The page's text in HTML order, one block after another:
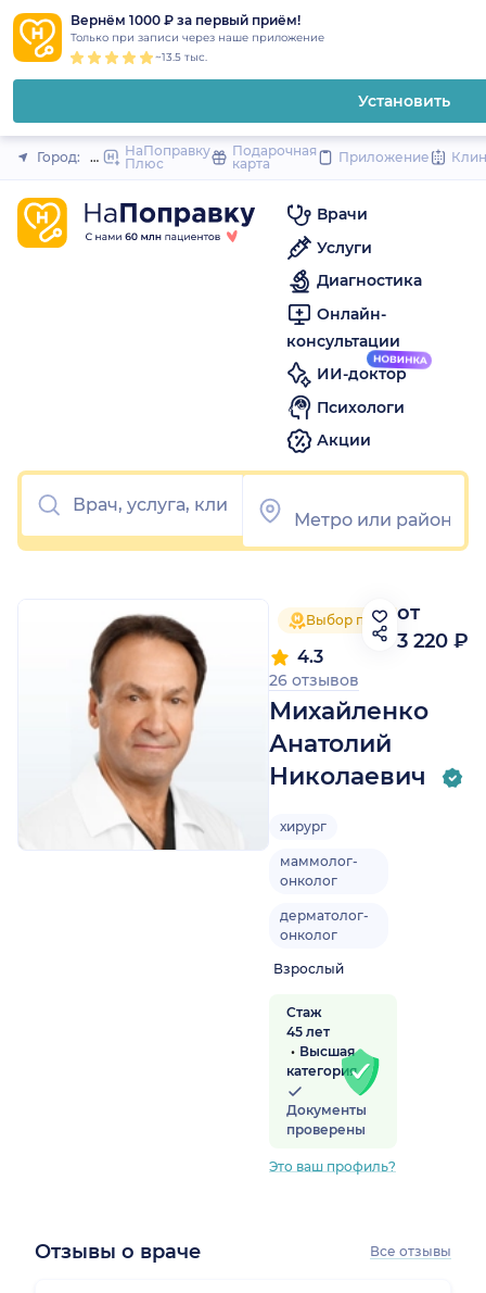
Вернём 1000 ₽ за первый приём!
Только при записи через наше приложение
~13.5 тыс.
Установить
Закрыть
Город: МоскваНаПоправку
Плюс
Подарочная
карта
Приложение
Врачи
Услуги
Диагностика
Онлайн-
консультации
ИИ-доктор
Психологи
Акции
Выбор пациентов 2025
Михайленко
Анатолий
Николаевич
4.3
26 отзывов
хирург
маммолог-
онколог
дерматолог-
онколог
Взрослый
Стаж
45 лет
Высшая
категория
Документы
проверены
Это ваш профиль?
от
3 220 ₽
Отзывы о враче Все отзывы